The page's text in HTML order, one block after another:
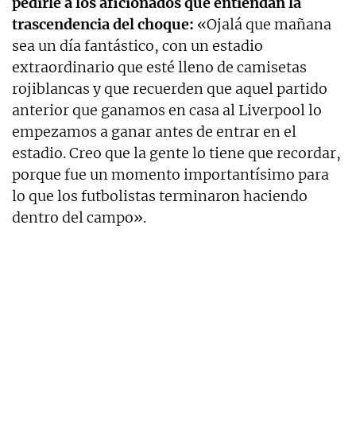
trascendencia del choque: «Ojalá que mañana
sea un día fantástico, con un estadio
extraordinario que esté lleno de camisetas
rojiblancas y que recuerden que aquel partido
anterior que ganamos en casa al Liverpool lo
empezamos a ganar antes de entrar en el
estadio. Creo que la gente lo tiene que recordar,
porque fue un momento importantísimo para
lo que los futbolistas terminaron haciendo
dentro del campo».